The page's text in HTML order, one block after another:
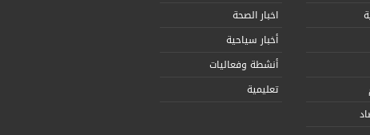
اخبار الصحة
أخبار سياحية
أنشطة وفعاليات
تعليمية